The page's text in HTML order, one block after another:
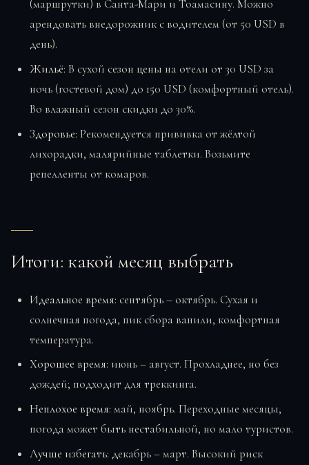
(маршрутки) в Санта-Мари и Тоамасину. Можно
арендовать внедорожник с водителем (от 50 USD в
день).
Жильё: В сухой сезон цены на отели от 30 USD за
ночь (гостевой дом) до 150 USD (комфортный отель).
Во влажный сезон скидки до 30%.
Здоровье: Рекомендуется прививка от жёлтой
лихорадки, малярийные таблетки. Возьмите
репелленты от комаров.
Итоги: какой месяц выбрать
Идеальное время: сентябрь – октябрь. Сухая и
солнечная погода, пик сбора ванили, комфортная
температура.
Хорошее время: июнь – август. Прохладнее, но без
дождей; подходит для треккинга.
Неплохое время: май, ноябрь. Переходные месяцы,
погода может быть нестабильной, но мало туристов.
Лучше избегать: декабрь – март. Высокий риск